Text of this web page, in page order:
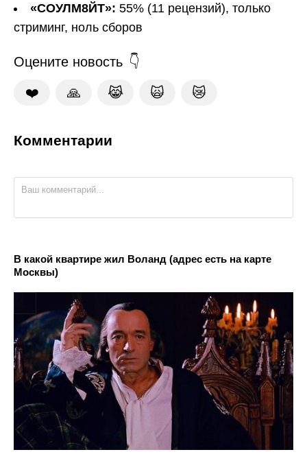
«СОУЛМ8ЙТ»: 55% (11 рецензий), только
стриминг, ноль сборов
Оцените новость
❤️ 🙏 😹 🙀 😿
Комментарии
В какой квартире жил Воланд (адрес есть на карте
Москвы)